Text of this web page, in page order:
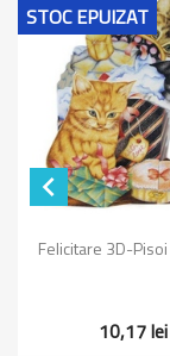

Felicitare 3D-Pisoi
10,17 lei
STOC EPUIZAT